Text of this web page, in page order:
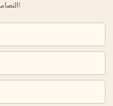
التصاميم لدينا!